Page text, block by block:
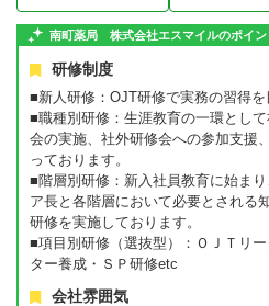
南町薬局 株式会社エスマイルのポイン
研修制度
■新人研修：OJT研修で実務の習得を
■職種別研修：生涯教育の一環とし
会の実施、社外研修会への参加支援
っております。
■階層別研修：新入社員教育に始ま
ア長と各階層において必要とされる
研修を実施しております。
■項目別研修（選抜型）：ＯＪＴリ
ター養成・ＳＰ研修etc
会社雰囲気